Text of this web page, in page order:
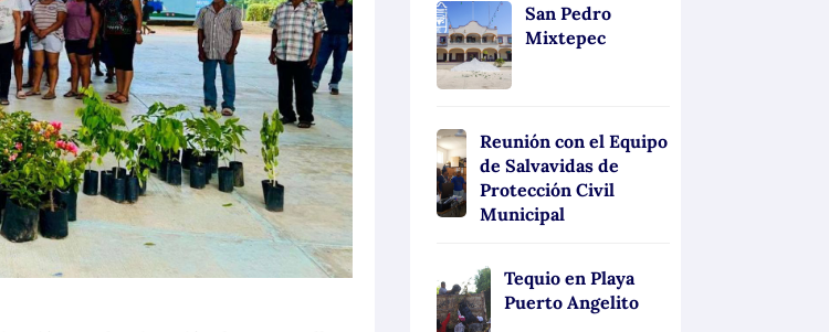
San Pedro
Mixtepec
Reunión con el Equipo
de Salvavidas de
Protección Civil
Municipal
Tequio en Playa
Puerto Angelito